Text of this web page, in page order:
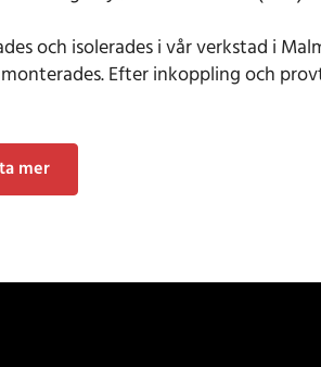
och isolerades i vår verkstad i
Efter inkoppling och
mer